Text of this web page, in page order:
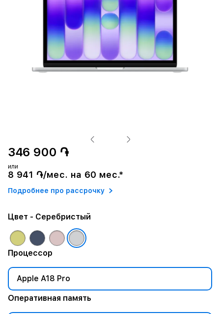
346 900 ֏
или
8 941 ֏/мес. на 60 мес.*
Подробнее про рассрочку
Процессор
Apple A18 Pro
Оперативная память
Цвет - Серебристый